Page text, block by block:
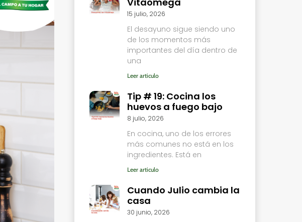
15 julio, 2026
El desayuno sigue siendo uno
de los momentos más
importantes del día dentro de
una
Leer articulo
Tip # 19: Cocina los
huevos a fuego bajo
8 julio, 2026
En cocina, uno de los errores
más comunes no está en los
ingredientes. Está en
Leer articulo
Cuando Julio cambia la
casa
30 junio, 2026